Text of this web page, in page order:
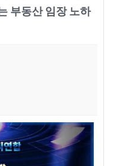
부동산 임장 노하